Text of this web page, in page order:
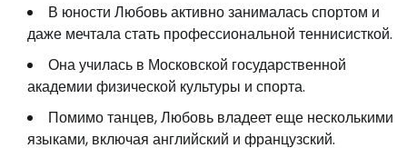
В юности Любовь активно занималась спортом и
даже мечтала стать профессиональной теннисисткой.
Она училась в Московской государственной
академии физической культуры и спорта.
Помимо танцев, Любовь владеет еще несколькими
языками, включая английский и французский.